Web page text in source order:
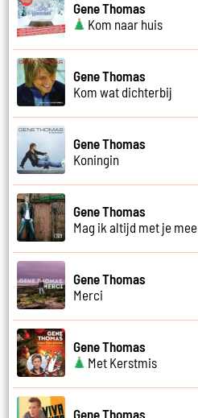
Gene Thomas
Kom naar huis
Gene Thomas
Kom wat dichterbij
Gene Thomas
Koningin
Gene Thomas
Mag ik altijd met je mee
Gene Thomas
Merci
Gene Thomas
Met Kerstmis
Gene Thomas